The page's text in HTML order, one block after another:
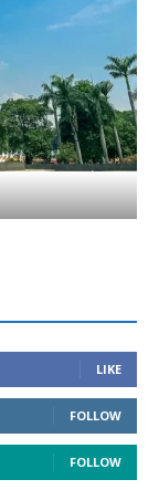
LIKE
FOLLOW
FOLLOW